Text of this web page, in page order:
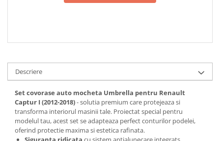
Curatare si Detailing Interior
Vopsitorie, Chituri si Adezivi
Curatare si Detailing Exterior
Articole Auto Sezoniere
Produse de Iarna
Descriere
Set covorase auto mocheta Umbrella pentru Renault
Captur I (2012-2018)- solutia premium care protejeaza si
transforma interiorul masinii tale. Proiectat special pentru
modelul tau, acest set se adapteaza perfect conturilor podelei,
oferind protectie maxima si estetica rafinata.